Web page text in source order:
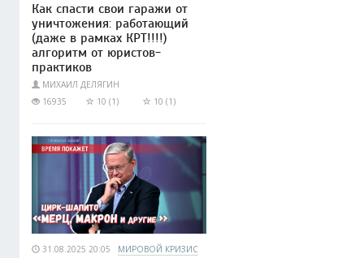
Как спасти свои гаражи от
уничтожения: работающий
(даже в рамках КРТ!!!!)
алгоритм от юристов-
практиков
МИХАИЛ ДЕЛЯГИН
16935
10 (1) 10 (1)
31.08.2025 20:05 МИРОВОЙ КРИЗИС